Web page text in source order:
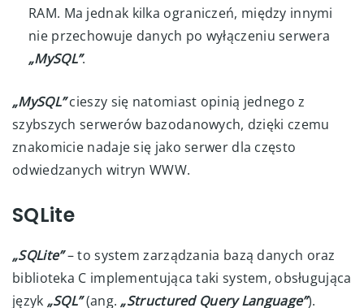
RAM. Ma jednak kilka ograniczeń, między innymi
nie przechowuje danych po wyłączeniu serwera
„MySQL”.
„MySQL”cieszy się natomiast opinią jednego z
szybszych serwerów bazodanowych, dzięki czemu
znakomicie nadaje się jako serwer dla często
odwiedzanych witryn WWW.
SQLite
„SQLite”– to system zarządzania bazą danych oraz
biblioteka C implementująca taki system, obsługująca
język „SQL”(ang. „Structured Query Language”).